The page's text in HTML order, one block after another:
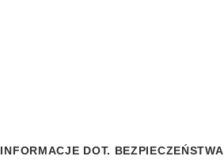
INFORMACJE DOT. BEZPIECZEŃSTWA